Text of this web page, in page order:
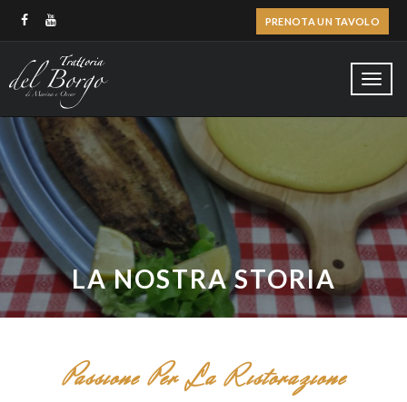
PRENOTA UN TAVOLO
LA NOSTRA STORIA
Passione Per La Ristorazione